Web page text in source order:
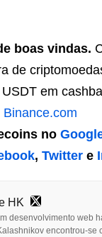
boas vindas.
de
em
Binance.com
no
, Twitter e
HK
desenvolvimento web
encontrou-se